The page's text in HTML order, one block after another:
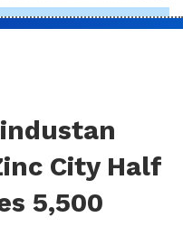
City Half
5,500